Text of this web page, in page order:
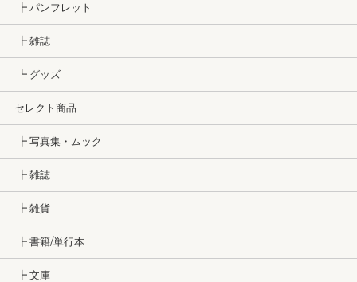
┣ パンフレット
┣ 雑誌
┗ グッズ
セレクト商品
┣ 写真集・ムック
┣ 雑誌
┣ 雑貨
┣ 書籍/単行本
┣ 文庫